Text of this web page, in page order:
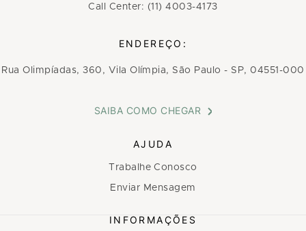
Call Center: (11) 4003-4173
ENDEREÇO:
Rua Olimpíadas, 360, Vila Olímpia, São Paulo - SP, 04551-000
SAIBA COMO CHEGAR
AJUDA
Trabalhe Conosco
Enviar Mensagem
INFORMAÇÕES